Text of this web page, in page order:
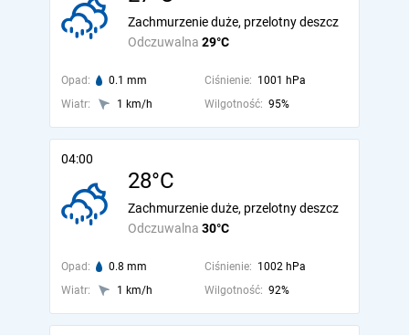
Odczuwalna 29°C
Zachmurzenie duże, przelotny deszcz
Opad: 0.1 mm Ciśnienie: 1001 hPa
Wiatr:
1 km/h Wilgotność: 95%
04:00
28°C
Odczuwalna 30°C
Zachmurzenie duże, przelotny deszcz
Opad: 0.8 mm Ciśnienie: 1002 hPa
Wiatr:
1 km/h Wilgotność: 92%